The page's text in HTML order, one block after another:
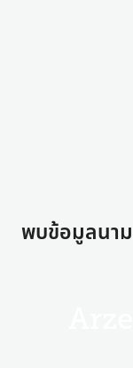
พบข้อมูลนา